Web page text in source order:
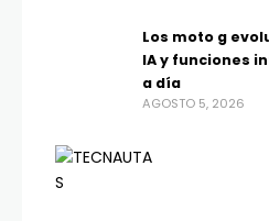
Los moto g
IA y funciones
a día
AGOSTO 5, 2026